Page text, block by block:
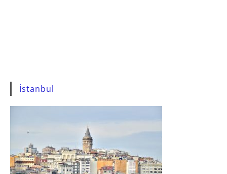
İstanbul